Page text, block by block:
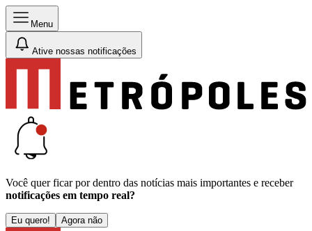
Menu
Ative nossas notificações
Você quer ficar por dentro das notícias mais importantes e receber
notificações em tempo real?
Eu quero! Agora não